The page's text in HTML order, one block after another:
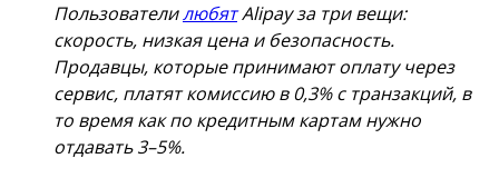
ПользователилюбятAlipay за три вещи:
скорость, низкая цена и безопасность.
Продавцы, которые принимают оплату через
сервис, платят комиссию в 0,3% с транзакций, в
то время как по кредитным картам нужно
отдавать 3–5%.